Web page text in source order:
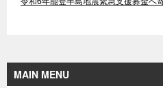
MAIN MENU